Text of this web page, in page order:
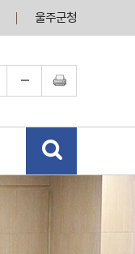
울주군청